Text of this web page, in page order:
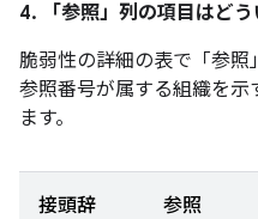
4. 「参照」 列の項目はどう
脆弱性の詳細の表で「参照」
参照番号が属する組織を示
ます。
接頭辞 参照